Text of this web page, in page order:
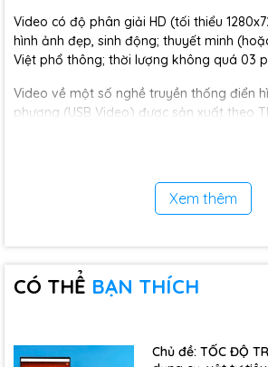
Video có độ phân giải HD (tối thiểu
hình ảnh đẹp, sinh động; thuyết minh
Việt phổ thông; thời lượng không quá 03
Video về một số nghề truyền thống điển
phương (USB Video) được sản xuất theo
Hàng hóa được sản xuất theo tiêu chuẩn:
Xem thêm
CÓ THỂ BẠN THÍCH
Chủ đề: TỐC ĐỘ